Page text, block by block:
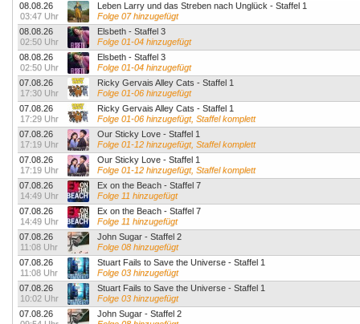
08.08.26
03:47 Uhr
Leben Larry und das Streben nach Unglück - Staffel 1
Folge 07 hinzugefügt
08.08.26
02:50 Uhr
Elsbeth - Staffel 3
Folge 01-04 hinzugefügt
08.08.26
02:50 Uhr
Elsbeth - Staffel 3
Folge 01-04 hinzugefügt
07.08.26
17:30 Uhr
Ricky Gervais Alley Cats - Staffel 1
Folge 01-06 hinzugefügt
07.08.26
17:29 Uhr
Ricky Gervais Alley Cats - Staffel 1
Folge 01-06 hinzugefügt, Staffel komplett
07.08.26
17:19 Uhr
Our Sticky Love - Staffel 1
Folge 01-12 hinzugefügt, Staffel komplett
07.08.26
17:19 Uhr
Our Sticky Love - Staffel 1
Folge 01-12 hinzugefügt, Staffel komplett
07.08.26
14:49 Uhr
Ex on the Beach - Staffel 7
Folge 11 hinzugefügt
07.08.26
14:49 Uhr
Ex on the Beach - Staffel 7
Folge 11 hinzugefügt
07.08.26
11:08 Uhr
John Sugar - Staffel 2
Folge 08 hinzugefügt
07.08.26
11:08 Uhr
Stuart Fails to Save the Universe - Staffel 1
Folge 03 hinzugefügt
07.08.26
10:02 Uhr
Stuart Fails to Save the Universe - Staffel 1
Folge 03 hinzugefügt
07.08.26
John Sugar - Staffel 2